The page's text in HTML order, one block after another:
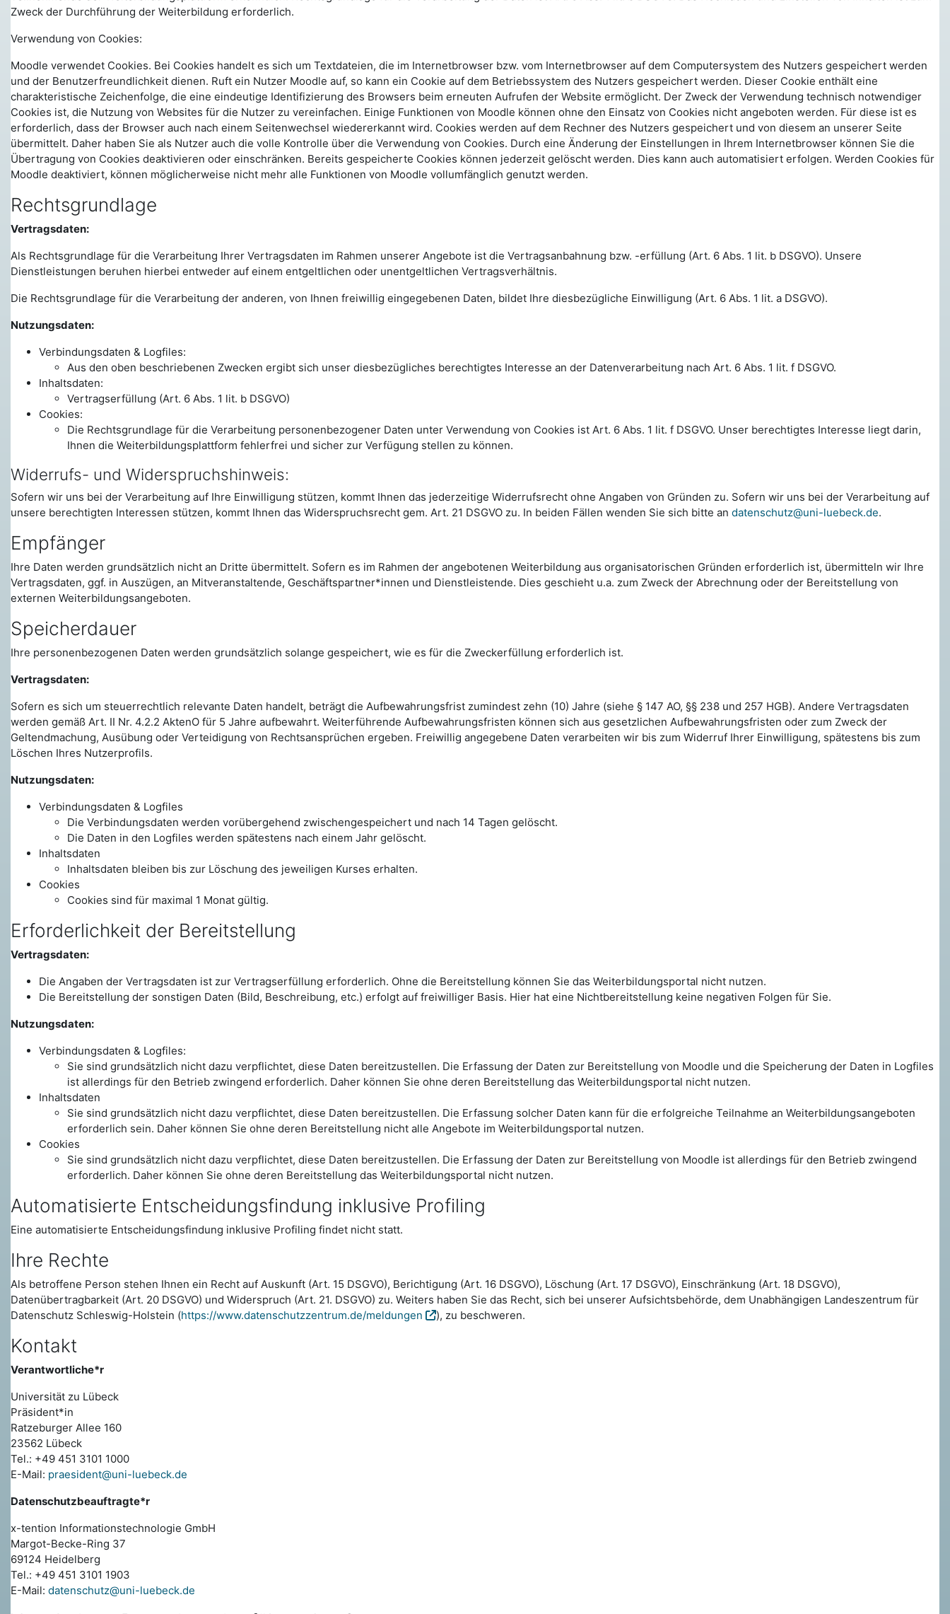
Zweck der Durchführung der Weiterbildung erforderlich.
Verwendung von Cookies:
Moodle verwendet Cookies. Bei Cookies handelt es sich um Textdateien, die im Internetbrowser bzw. vom Internetbrowser auf dem Computersystem des Nutzers gespeichert werden
und der Benutzerfreundlichkeit dienen. Ruft ein Nutzer Moodle auf, so kann ein Cookie auf dem Betriebssystem des Nutzers gespeichert werden. Dieser Cookie enthält eine
charakteristische Zeichenfolge, die eine eindeutige Identifizierung des Browsers beim erneuten Aufrufen der Website ermöglicht. Der Zweck der Verwendung technisch notwendiger
Cookies ist, die Nutzung von Websites für die Nutzer zu vereinfachen. Einige Funktionen von Moodle können ohne den Einsatz von Cookies nicht angeboten werden. Für diese ist es
erforderlich, dass der Browser auch nach einem Seitenwechsel wiedererkannt wird. Cookies werden auf dem Rechner des Nutzers gespeichert und von diesem an unserer Seite
übermittelt. Daher haben Sie als Nutzer auch die volle Kontrolle über die Verwendung von Cookies. Durch eine Änderung der Einstellungen in Ihrem Internetbrowser können Sie die
Übertragung von Cookies deaktivieren oder einschränken. Bereits gespeicherte Cookies können jederzeit gelöscht werden. Dies kann auch automatisiert erfolgen. Werden Cookies für
Moodle deaktiviert, können möglicherweise nicht mehr alle Funktionen von Moodle vollumfänglich genutzt werden.
Rechtsgrundlage
Vertragsdaten:
Als Rechtsgrundlage für die Verarbeitung Ihrer Vertragsdaten im Rahmen unserer Angebote ist die Vertragsanbahnung bzw. -erfüllung (Art. 6 Abs. 1 lit. b DSGVO). Unsere
Dienstleistungen beruhen hierbei entweder auf einem entgeltlichen oder unentgeltlichen Vertragsverhältnis.
Die Rechtsgrundlage für die Verarbeitung der anderen, von Ihnen freiwillig eingegebenen Daten, bildet Ihre diesbezügliche Einwilligung (Art. 6 Abs. 1 lit. a DSGVO).
Nutzungsdaten:
Verbindungsdaten & Logfiles:
Aus den oben beschriebenen Zwecken ergibt sich unser diesbezügliches berechtigtes Interesse an der Datenverarbeitung nach Art. 6 Abs. 1 lit. f DSGVO.
Inhaltsdaten:
Vertragserfüllung (Art. 6 Abs. 1 lit. b DSGVO)
Cookies:
Die Rechtsgrundlage für die Verarbeitung personenbezogener Daten unter Verwendung von Cookies ist Art. 6 Abs. 1 lit. f DSGVO. Unser berechtigtes Interesse liegt darin,
Ihnen die Weiterbildungsplattform fehlerfrei und sicher zur Verfügung stellen zu können.
Widerrufs- und Widerspruchshinweis:
Sofern wir uns bei der Verarbeitung auf Ihre Einwilligung stützen, kommt Ihnen das jederzeitige Widerrufsrecht ohne Angaben von Gründen zu. Sofern wir uns bei der Verarbeitung auf
unsere berechtigten Interessen stützen, kommt Ihnen das Widerspruchsrecht gem. Art. 21 DSGVO zu. In beiden Fällen wenden Sie sich bitte an datenschutz@uni-luebeck.de.
Empfänger
Ihre Daten werden grundsätzlich nicht an Dritte übermittelt. Sofern es im Rahmen der angebotenen Weiterbildung aus organisatorischen Gründen erforderlich ist, übermitteln wir Ihre
Vertragsdaten, ggf. in Auszügen, an Mitveranstaltende, Geschäftspartner*innen und Dienstleistende. Dies geschieht u.a. zum Zweck der Abrechnung oder der Bereitstellung von
externen Weiterbildungsangeboten.
Speicherdauer
Ihre personenbezogenen Daten werden grundsätzlich solange gespeichert, wie es für die Zweckerfüllung erforderlich ist.
Vertragsdaten:
Sofern es sich um steuerrechtlich relevante Daten handelt, beträgt die Aufbewahrungsfrist zumindest zehn (10) Jahre (siehe § 147 AO, §§ 238 und 257 HGB). Andere Vertragsdaten
werden gemäß Art. II Nr. 4.2.2 AktenO für 5 Jahre aufbewahrt. Weiterführende Aufbewahrungsfristen können sich aus gesetzlichen Aufbewahrungsfristen oder zum Zweck der
Geltendmachung, Ausübung oder Verteidigung von Rechtsansprüchen ergeben. Freiwillig angegebene Daten verarbeiten wir bis zum Widerruf Ihrer Einwilligung, spätestens bis zum
Löschen Ihres Nutzerprofils.
Nutzungsdaten:
Verbindungsdaten & Logfiles
Die Verbindungsdaten werden vorübergehend zwischengespeichert und nach 14 Tagen gelöscht.
Die Daten in den Logfiles werden spätestens nach einem Jahr gelöscht.
Inhaltsdaten
Inhaltsdaten bleiben bis zur Löschung des jeweiligen Kurses erhalten.
Cookies
Cookies sind für maximal 1 Monat gültig.
Erforderlichkeit der Bereitstellung
Vertragsdaten:
Die Angaben der Vertragsdaten ist zur Vertragserfüllung erforderlich. Ohne die Bereitstellung können Sie das Weiterbildungsportal nicht nutzen.
Die Bereitstellung der sonstigen Daten (Bild, Beschreibung, etc.) erfolgt auf freiwilliger Basis. Hier hat eine Nichtbereitstellung keine negativen Folgen für Sie.
Nutzungsdaten:
Verbindungsdaten & Logfiles:
Sie sind grundsätzlich nicht dazu verpflichtet, diese Daten bereitzustellen. Die Erfassung der Daten zur Bereitstellung von Moodle und die Speicherung der Daten in Logfiles
ist allerdings für den Betrieb zwingend erforderlich. Daher können Sie ohne deren Bereitstellung das Weiterbildungsportal nicht nutzen.
Inhaltsdaten
Sie sind grundsätzlich nicht dazu verpflichtet, diese Daten bereitzustellen. Die Erfassung solcher Daten kann für die erfolgreiche Teilnahme an Weiterbildungsangeboten
erforderlich sein. Daher können Sie ohne deren Bereitstellung nicht alle Angebote im Weiterbildungsportal nutzen.
Cookies
Sie sind grundsätzlich nicht dazu verpflichtet, diese Daten bereitzustellen. Die Erfassung der Daten zur Bereitstellung von Moodle ist allerdings für den Betrieb zwingend
erforderlich. Daher können Sie ohne deren Bereitstellung das Weiterbildungsportal nicht nutzen.
Automatisierte Entscheidungsfindung inklusive Profiling
Eine automatisierte Entscheidungsfindung inklusive Profiling findet nicht statt.
Ihre Rechte
Als betroffene Person stehen Ihnen ein Recht auf Auskunft (Art. 15 DSGVO), Berichtigung (Art. 16 DSGVO), Löschung (Art. 17 DSGVO), Einschränkung (Art. 18 DSGVO),
Datenübertragbarkeit (Art. 20 DSGVO) und Widerspruch (Art. 21. DSGVO) zu. Weiters haben Sie das Recht, sich bei unserer Aufsichtsbehörde, dem Unabhängigen Landeszentrum für
Datenschutz Schleswig-Holstein (https://www.datenschutzzentrum.de/meldungen ), zu beschweren.
Kontakt
Verantwortliche*r
Universität zu Lübeck
Präsident*in
Ratzeburger Allee 160
23562 Lübeck
Tel.: +49 451 3101 1000
E-Mail: praesident@uni-luebeck.de
Datenschutzbeauftragte*r
x-tention Informationstechnologie GmbH
Margot-Becke-Ring 37
69124 Heidelberg
Tel.: +49 451 3101 1903
E-Mail: datenschutz@uni-luebeck.de